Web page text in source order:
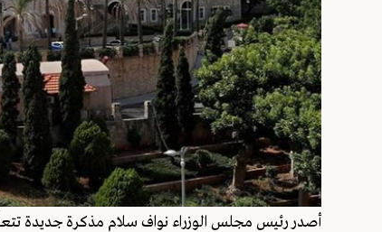
أصدر رئيس مجلس الوزراء نواف سلام مذكرة جديدة